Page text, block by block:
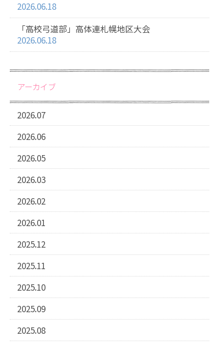
2026.06.18
「高校弓道部」高体連札幌地区大会
2026.06.18
アーカイブ
2026.07
2026.06
2026.05
2026.03
2026.02
2026.01
2025.12
2025.11
2025.10
2025.09
2025.08